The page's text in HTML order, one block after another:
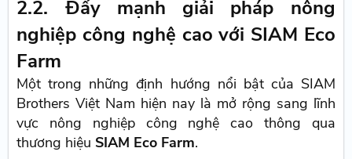
2.2. Đẩy mạnh giải pháp nông
nghiệp công nghệ cao với SIAM Eco
Farm
Một trong những định hướng nổi bật của SIAM
Brothers Việt Nam hiện nay là mở rộng sang lĩnh
vực nông nghiệp công nghệ cao thông qua
thương hiệu SIAM Eco Farm.